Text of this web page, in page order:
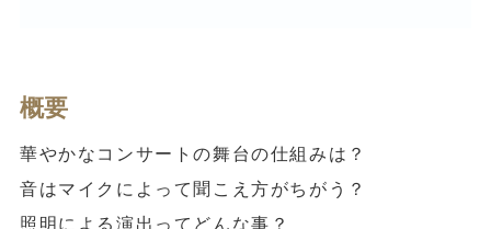
概要
華やかなコンサートの舞台の仕組みは？
音はマイクによって聞こえ方がちがう？
照明による演出ってどんな事？